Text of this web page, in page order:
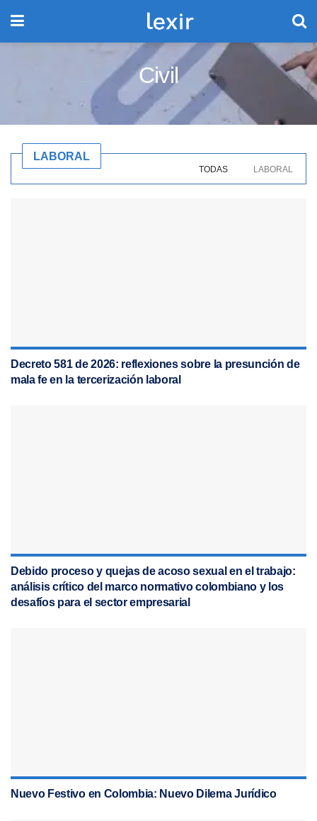
Civil
LABORAL
TODAS LABORAL
Decreto 581 de 2026: reflexiones sobre la presunción de
mala fe en la tercerización laboral
Debido proceso y quejas de acoso sexual en el trabajo:
análisis crítico del marco normativo colombiano y los
desafíos para el sector empresarial
Nuevo Festivo en Colombia: Nuevo Dilema Jurídico